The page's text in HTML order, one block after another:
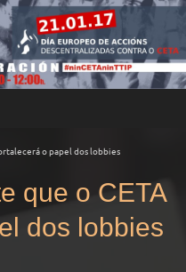
o papel dos lobbies
que o CETA
dos lobbies